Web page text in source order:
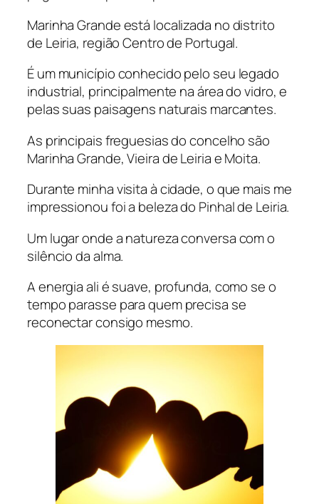
Marinha Grande está localizada no distrito
de Leiria, região Centro de Portugal.
É um município conhecido pelo seu legado
industrial, principalmente na área do vidro, e
pelas suas paisagens naturais marcantes.
As principais freguesias do concelho são
Marinha Grande, Vieira de Leiria e Moita.
Durante minha visita à cidade, o que mais me
impressionou foi a beleza do Pinhal de Leiria.
Um lugar onde a natureza conversa com o
silêncio da alma.
A energia ali é suave, profunda, como se o
tempo parasse para quem precisa se
reconectar consigo mesmo.